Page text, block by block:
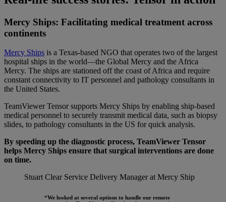
Mercy Ships: Facilitating medical treatment across
continents
Mercy Ships is a Texas-based NGO that operates two of the largest
hospital ships in the world—the Global Mercy and the Africa
Mercy. The ships are stationed off the coast of Africa and require
constant connectivity to IT personnel and pathology consultants in
the United States.
TeamViewer Tensor supports Mercy Ships by enabling ship-based
medical personnel to securely transmit medical data, such as biopsy
slides, to pathology consultants in the US for quick analysis.
By speeding up the diagnostic process, TeamViewer Tensor
helps Mercy Ships ensure that surgical interventions are done
on time.
Stuart Clear Service Delivery Manager at Mercy Ship
“We looked at several options to handle our remote